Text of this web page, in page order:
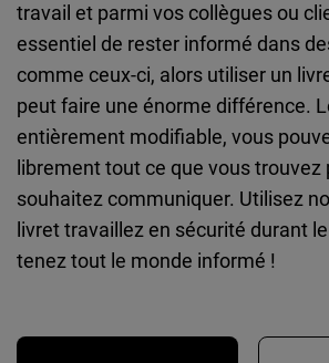
travail et parmi vos collègues ou
essentiel de rester informé dans
comme ceux-ci, alors utiliser un
peut faire une énorme différence.
entièrement modifiable, vous
librement tout ce que vous trouvez
souhaitez communiquer. Utilisez
livret travaillez en sécurité durant
tenez tout le monde informé !